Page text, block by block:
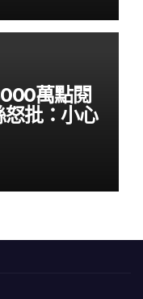
萬點閱
批：小心